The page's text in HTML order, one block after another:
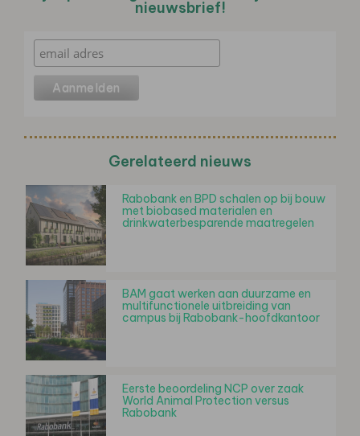
nieuwsbrief!
Gerelateerd nieuws
Rabobank en BPD schalen op bij bouw
met biobased materialen en
drinkwaterbesparende maatregelen
BAM gaat werken aan duurzame en
multifunctionele uitbreiding van
campus bij Rabobank-hoofdkantoor
Eerste beoordeling NCP over zaak
World Animal Protection versus
Rabobank